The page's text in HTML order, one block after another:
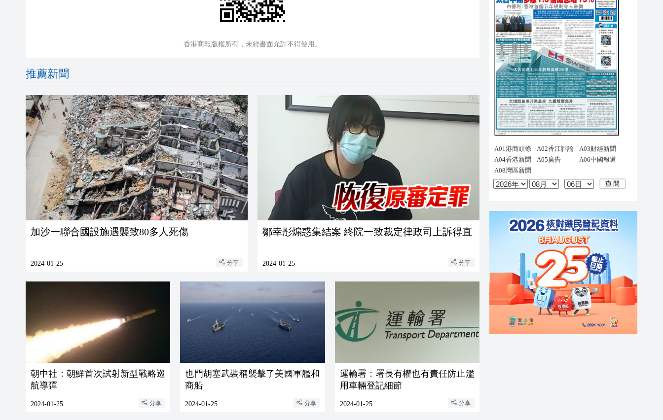
香港商報版權所有，未經書面允許不得使用。
推薦新聞
加沙一聯合國設施遇襲致80多人死傷
2024-01-25 分享
鄒幸彤煽惑集結案 終院一致裁定律政司上訴得直
2024-01-25 分享
朝中社：朝鮮首次試射新型戰略巡
航導彈
2024-01-25 分享
也門胡塞武裝稱襲擊了美國軍艦和
商船
2024-01-25 分享
運輸署：署長有權也有責任防止濫
用車輛登記細節
2024-01-25 分享